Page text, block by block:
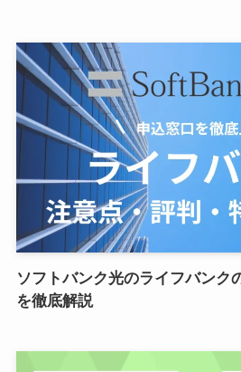
ソフトバンク光のライフバンク
を徹底解説